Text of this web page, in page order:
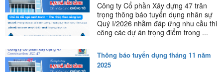
Công ty Cổ phần Xây dựng 47 trân
trọng thông báo tuyển dụng nhân sự
Quý I/2026 nhằm đáp ứng nhu cầu thi
công các dự án trọng điểm trong ...
Thông báo tuyển dụng tháng 11 năm
2025